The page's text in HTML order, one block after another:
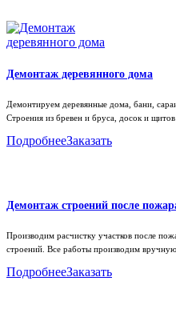
Демонтаж деревянного дома
Демонтируем деревянные дома, бани,
Строения из бревен и бруса, досок и
ПодробнееЗаказать
Демонтаж строений после
Производим расчистку участков после
строений. Все работы производим
ПодробнееЗаказать